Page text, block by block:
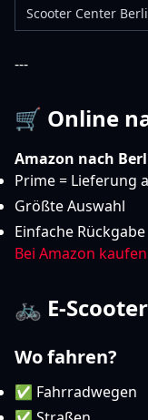
Scooter Center
---
🛒 Online
Amazon nach
Prime = Lieferung
Größte Auswahl
Einfache Rückgabe
Bei Amazon
🚲 E-
Wo fahren?
✅ Fahrradwegen